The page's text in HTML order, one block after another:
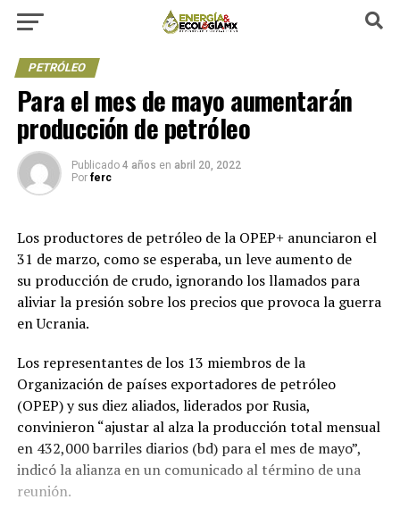
PETRÓLEO
Para el mes de mayo aumentarán
producción de petróleo
Publicado 4 años en abril 20, 2022
Por ferc
Los productores de petróleo de la OPEP+ anunciaron el
31 de marzo, como se esperaba, un leve aumento de
su producción de crudo, ignorando los llamados para
aliviar la presión sobre los precios que provoca la guerra
en Ucrania.
Los representantes de los 13 miembros de la
Organización de países exportadores de petróleo
(OPEP) y sus diez aliados, liderados por Rusia,
convinieron “ajustar al alza la producción total mensual
en 432,000 barriles diarios (bd) para el mes de mayo”,
indicó la alianza en un comunicado al término de una
reunión.